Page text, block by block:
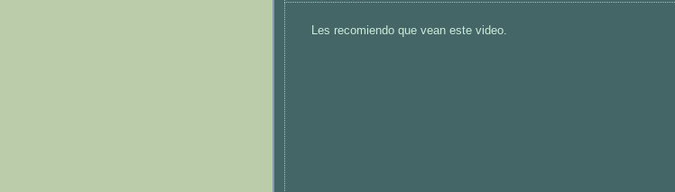
Les recomiendo que vean este video.